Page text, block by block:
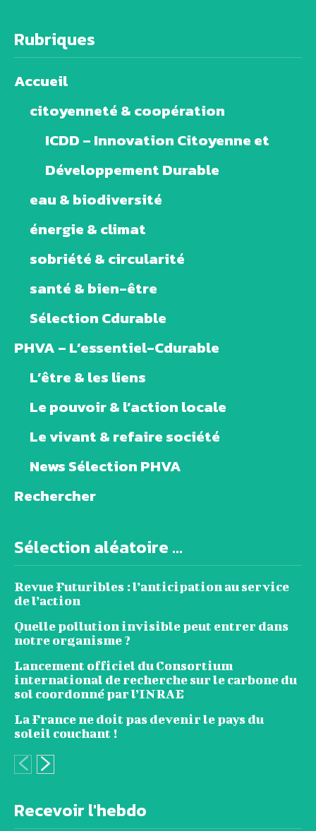
Rubriques
Accueil
citoyenneté & coopération
ICDD – Innovation Citoyenne et
Développement Durable
eau & biodiversité
énergie & climat
sobriété & circularité
santé & bien-être
Sélection Cdurable
PHVA – L’essentiel-Cdurable
L’être & les liens
Le pouvoir & l’action locale
Le vivant & refaire société
News Sélection PHVA
Rechercher
Sélection aléatoire ...
Revue Futuribles : l’anticipation au service
de l’action
Quelle pollution invisible peut entrer dans
notre organisme ?
Lancement officiel du Consortium
international de recherche sur le carbone du
sol coordonné par l’INRAE
La France ne doit pas devenir le pays du
soleil couchant !
Recevoir l'hebdo